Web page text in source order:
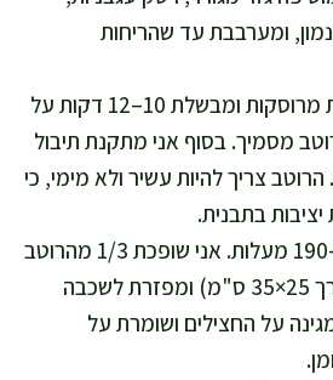
ומערבבת עד שהריחות
אני מוסיפה עגבניות מרוסקות ומבשלת 10–12 דקות על
מסמיך. בסוף אני מתקנת תיבול
הרוטב צריך להיות עשיר ולא מימי, כי
בתבנית.
אני מנמיכה תנור ל-190 מעלות. אני שופכת 1/3 מהרוטב
לתבנית אפייה (בערך 25×35 ס"מ) ומפזרת לשכבה
על החצילים ושומרת על